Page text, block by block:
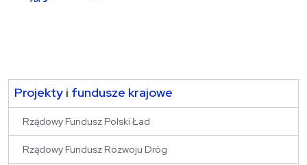
Projekty i fundusze krajowe
Rządowy Fundusz Polski Ład
Rządowy Fundusz Rozwoju Dróg